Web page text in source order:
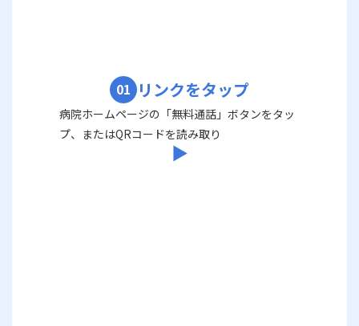
01 リンクをタップ
病院ホームページの「無料通話」ボタンをタッ
プ、またはQRコードを読み取り